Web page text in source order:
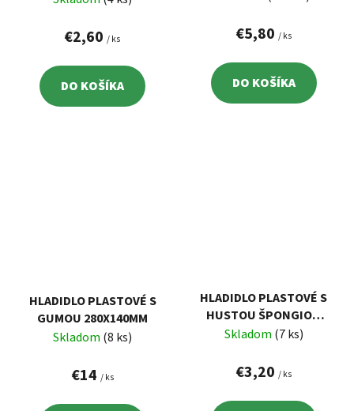
€2,60 / ks
DO KOŠÍKA
€5,80 / ks
DO KOŠÍKA
HLADIDLO PLASTOVÉ S
GUMOU 280X140MM
Skladom (8 ks)
€14 / ks
HLADIDLO PLASTOVÉ S
HUSTOU ŠPONGIOU
(MOLITAN), 270X130MM
Skladom (7 ks)
€3,20 / ks